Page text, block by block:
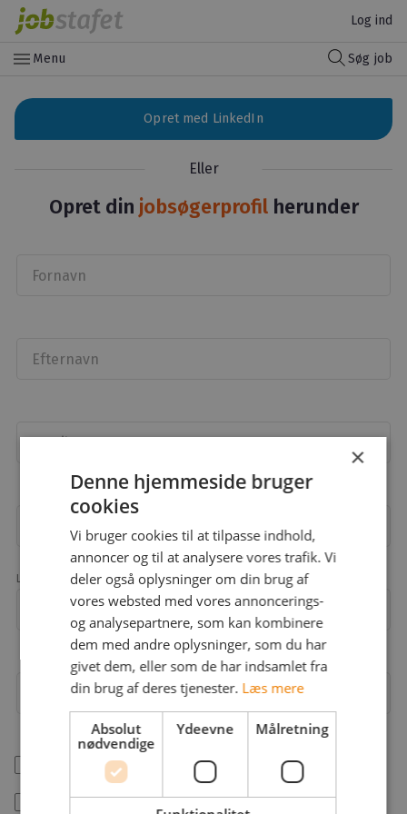
Log ind
menu Menu Søg job
Opret med LinkedIn
Eller
Opret din jobsøgerprofil herunder
Fornavn
Efternavn
Email
Adgangskode
Landekode
Mobil
Arbejdsområder
Jeg er freelancer
Jeg accepterer jobstafet.dk'sbetingelser
×
Denne hjemmeside bruger
cookies
Vi bruger cookies til at tilpasse indhold,
annoncer og til at analysere vores trafik. Vi
deler også oplysninger om din brug af
vores websted med vores annoncerings-
og analysepartnere, som kan kombinere
dem med andre oplysninger, som du har
givet dem, eller som de har indsamlet fra
din brug af deres tjenester. Læs mere
Absolut
nødvendige
Ydeevne Målretning